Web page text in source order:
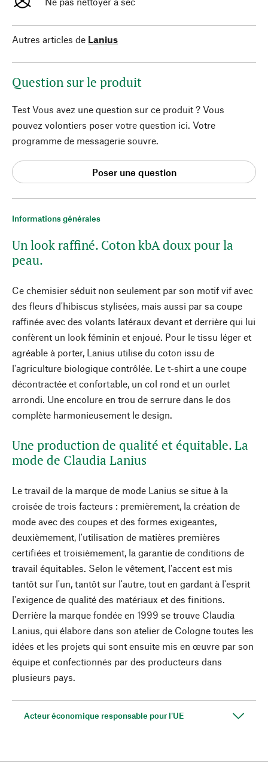
Informations générales
Un look raffiné. Coton kbA doux pour la
peau.
Ce chemisier séduit non seulement par son motif vif avec
des fleurs d'hibiscus stylisées, mais aussi par sa coupe
raffinée avec des volants latéraux devant et derrière qui lui
confèrent un look féminin et enjoué. Pour le tissu léger et
agréable à porter, Lanius utilise du coton issu de
l'agriculture biologique contrôlée. Le t-shirt a une coupe
décontractée et confortable, un col rond et un ourlet
arrondi. Une encolure en trou de serrure dans le dos
complète harmonieusement le design.
Une production de qualité et équitable. La
mode de Claudia Lanius
Le travail de la marque de mode Lanius se situe à la
croisée de trois facteurs : premièrement, la création de
mode avec des coupes et des formes exigeantes,
deuxièmement, l'utilisation de matières premières
certifiées et troisièmement, la garantie de conditions de
travail équitables. Selon le vêtement, l'accent est mis
tantôt sur l'un, tantôt sur l'autre, tout en gardant à l'esprit
l'exigence de qualité des matériaux et des finitions.
Derrière la marque fondée en 1999 se trouve Claudia
Lanius, qui élabore dans son atelier de Cologne toutes les
idées et les projets qui sont ensuite mis en œuvre par son
équipe et confectionnés par des producteurs dans
plusieurs pays.
Acteur économique responsable pour l'UE
Autres articles de Lanius
Question sur le produit
Test Vous avez une question sur ce produit ? Vous
pouvez volontiers poser votre question ici. Votre
programme de messagerie souvre.
Poser une question